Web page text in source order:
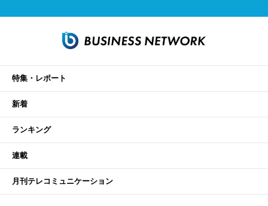
特集・レポート
新着
ランキング
連載
月刊テレコミュニケーション